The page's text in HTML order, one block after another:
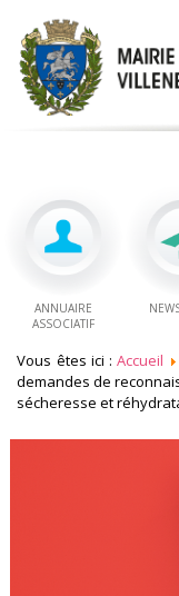
ANNUAIRE
ASSOCIATIF
Vous êtes ici :Accueil
demandes de
sécheresse et